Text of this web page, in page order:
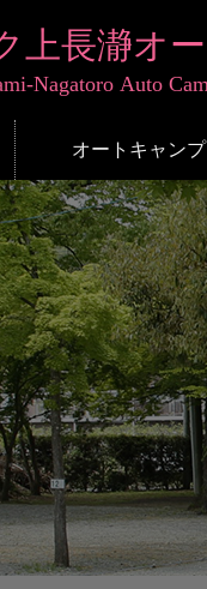
瀞オートキャンプ